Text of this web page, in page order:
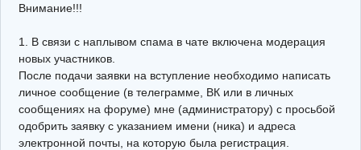
Почта
Поиск релейщика
Видео РЗиА
Фотохостинг
Телеграм
Внимание!!!
1. В связи с наплывом спама в чате включена модерация
новых участников.
После подачи заявки на вступление необходимо написать
личное сообщение (в телеграмме, ВК или в личных
сообщениях на форуме) мне (администратору) с просьбой
одобрить заявку с указанием имени (ника) и адреса
электронной почты, на которую была регистрация.